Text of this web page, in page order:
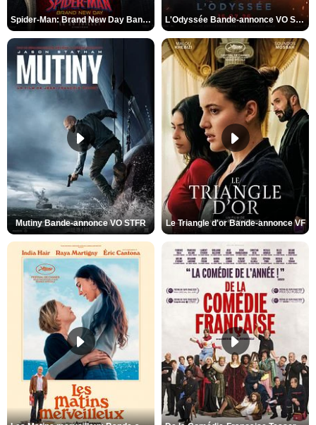
Spider-Man: Brand New Day Bande-annonce VO STFR L'Odyssée Bande-annonce VO STFR
Mutiny Bande-annonce VO STFR Le Triangle d'or Bande-annonce VF